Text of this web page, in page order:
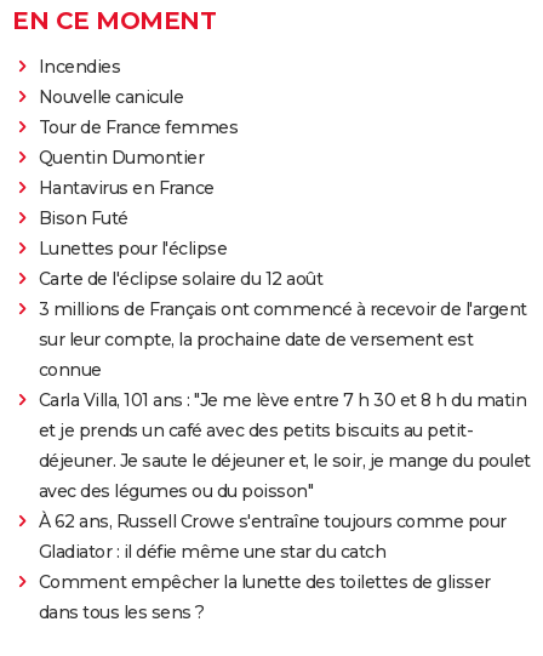
EN CE MOMENT
Incendies
Nouvelle canicule
Tour de France femmes
Quentin Dumontier
Hantavirus en France
Bison Futé
Lunettes pour l'éclipse
Carte de l'éclipse solaire du 12 août
3 millions de Français ont commencé à recevoir de l'argent
sur leur compte, la prochaine date de versement est
connue
Carla Villa, 101 ans : "Je me lève entre 7 h 30 et 8 h du matin
et je prends un café avec des petits biscuits au petit-
déjeuner. Je saute le déjeuner et, le soir, je mange du poulet
avec des légumes ou du poisson"
À 62 ans, Russell Crowe s'entraîne toujours comme pour
Gladiator : il défie même une star du catch
Comment empêcher la lunette des toilettes de glisser
dans tous les sens ?